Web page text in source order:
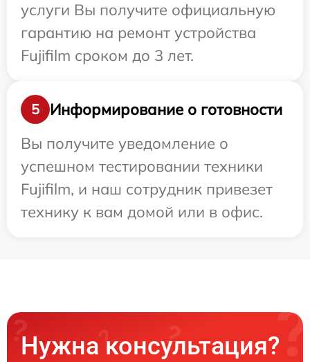
услуги Вы получите официальную
гарантию на ремонт устройства
Fujifilm сроком до 3 лет.
5
Информирование о готовности
Вы получите уведомление о
успешном тестировании техники
Fujifilm, и наш сотрудник привезет
технику к вам домой или в офис.
Нужна консультация?